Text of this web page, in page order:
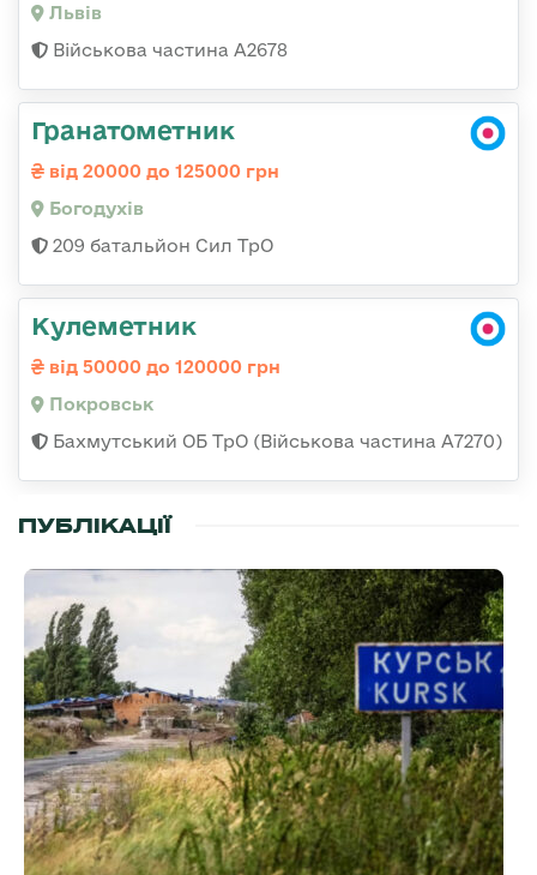
Львів
Військова частина А2678
Гранатометник
від 20000 до 125000 грн
Богодухів
209 батальйон Сил ТрО
Кулеметник
від 50000 до 120000 грн
Покровськ
Бахмутський ОБ ТрО (Військова частина А7270)
ПУБЛІКАЦІЇ